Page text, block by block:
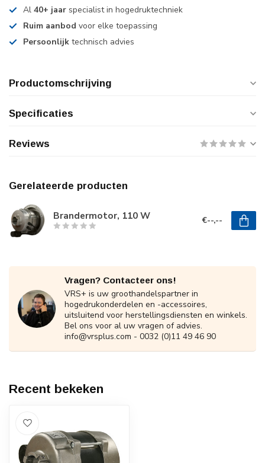
Al 40+ jaar specialist in hogedruktechniek
Ruim aanbod voor elke toepassing
Persoonlijk technisch advies
Productomschrijving
Specificaties
Reviews
Gerelateerde producten
Brandermotor, 110 W €--,--
Vragen? Contacteer ons!
VRS+ is uw groothandelspartner in
hogedrukonderdelen en -accessoires,
uitsluitend voor herstellingsdiensten en winkels.
Bel ons voor al uw vragen of advies.
info@vrsplus.com - 0032 (0)11 49 46 90
Recent bekeken